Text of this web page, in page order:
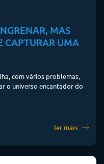
MAS
CAPTURAR UMA
com vários problemas,
o universo encantador do
ler mais